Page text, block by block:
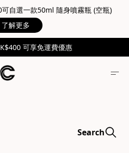
自選一款50ml 隨身噴霧瓶 (空瓶)
了解更多
可享免運費優惠
Search